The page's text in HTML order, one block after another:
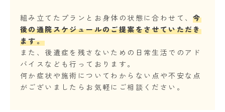
組み立てたプランとお身体の状態に合わせて、今
後の通院スケジュールのご提案をさせていただき
ます。
また、後遺症を残さないための日常生活でのアド
バイスなども行っております。
何か症状や施術についてわからない点や不安な点
がございましたらお気軽にご相談ください。